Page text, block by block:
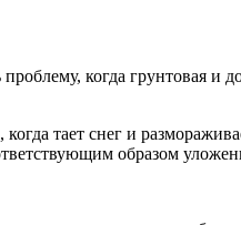
когда грунтовая и
тает снег и
образом